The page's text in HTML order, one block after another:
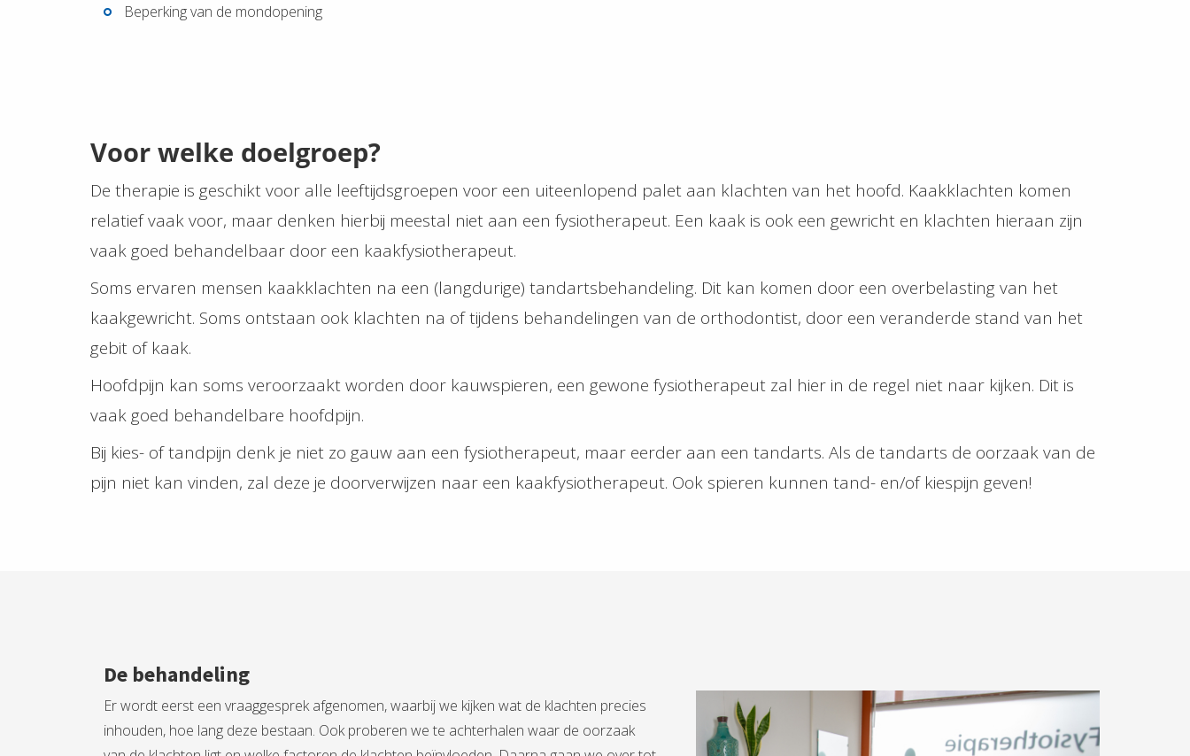
Beperking van de mondopening
Voor welke doelgroep?
De therapie is geschikt voor alle leeftijdsgroepen voor een uiteenlopend palet aan klachten van het hoofd. Kaakklachten komen
relatief vaak voor, maar denken hierbij meestal niet aan een fysiotherapeut. Een kaak is ook een gewricht en klachten hieraan zijn
vaak goed behandelbaar door een kaakfysiotherapeut.
Soms ervaren mensen kaakklachten na een (langdurige) tandartsbehandeling. Dit kan komen door een overbelasting van het
kaakgewricht. Soms ontstaan ook klachten na of tijdens behandelingen van de orthodontist, door een veranderde stand van het
gebit of kaak.
Hoofdpijn kan soms veroorzaakt worden door kauwspieren, een gewone fysiotherapeut zal hier in de regel niet naar kijken. Dit is
vaak goed behandelbare hoofdpijn.
Bij kies- of tandpijn denk je niet zo gauw aan een fysiotherapeut, maar eerder aan een tandarts. Als de tandarts de oorzaak van de
pijn niet kan vinden, zal deze je doorverwijzen naar een kaakfysiotherapeut. Ook spieren kunnen tand- en/of kiespijn geven!
De behandeling
Er wordt eerst een vraaggesprek afgenomen, waarbij we kijken wat de klachten precies
inhouden, hoe lang deze bestaan. Ook proberen we te achterhalen waar de oorzaak